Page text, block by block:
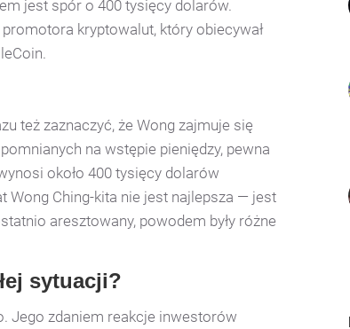
jest spór o 400 tysięcy dolarów.
kryptowalut, który obiecywał
też zaznaczyć, że Wong zajmuje się
na wstępie pieniędzy, pewna
około 400 tysięcy dolarów
Wong Ching-kita nie jest najlepsza — jest
aresztowany, powodem były różne
sytuacji?
Jego zdaniem reakcje inwestorów